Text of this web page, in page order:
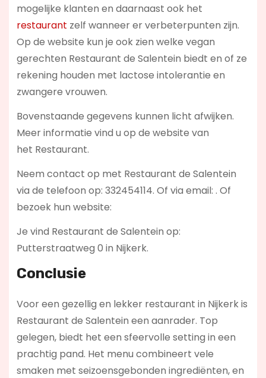
mogelijke klanten en daarnaast ook het
restaurant zelf wanneer er verbeterpunten zijn.
Op de website kun je ook zien welke vegan
gerechten Restaurant de Salentein biedt en of ze
rekening houden met lactose intolerantie en
zwangere vrouwen.
Bovenstaande gegevens kunnen licht afwijken.
Meer informatie vind u op de website van
het Restaurant.
Neem contact op met Restaurant de Salentein
via de telefoon op: 332454114. Of via email: . Of
bezoek hun website:
Je vind Restaurant de Salentein op:
Putterstraatweg 0 in Nijkerk.
Conclusie
Voor een gezellig en lekker restaurant in Nijkerk is
Restaurant de Salentein een aanrader. Top
gelegen, biedt het een sfeervolle setting in een
prachtig pand. Het menu combineert vele
smaken met seizoensgebonden ingrediënten, en